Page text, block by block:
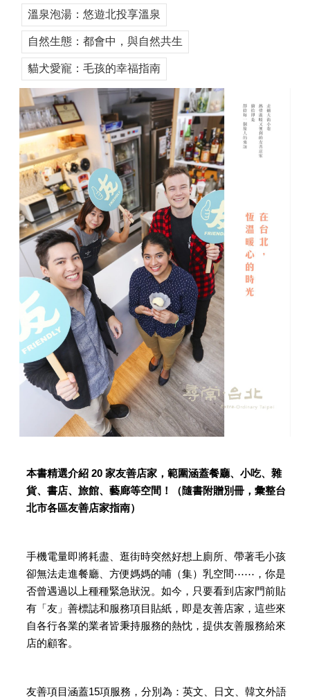
溫泉泡湯：悠遊北投享溫泉
自然生態：都會中，與自然共生
貓犬愛寵：毛孩的幸福指南
本書精選介紹 20 家友善店家，範圍涵蓋餐廳、小吃、雜
貨、書店、旅館、藝廊等空間！（隨書附贈別冊，彙整台
北市各區友善店家指南）
手機電量即將耗盡、逛街時突然好想上廁所、帶著毛小孩
卻無法走進餐廳、方便媽媽的哺（集）乳空間⋯⋯，你是
否曾遇過以上種種緊急狀況。如今，只要看到店家門前貼
有「友」善標誌和服務項目貼紙，即是友善店家，這些來
自各行各業的業者皆秉持服務的熱忱，提供友善服務給來
店的顧客。
友善項目涵蓋15項服務，分別為：英文、日文、韓文外語